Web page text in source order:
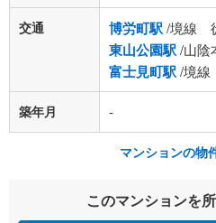
交通 博労町駅/境線
東山公園駅/山
富士見町駅/境
築年月 -
マンションの物
このマンションを